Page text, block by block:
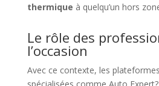
thermique à quelqu’un hors
Le rôle des
l’occasion
Avec ce contexte, les